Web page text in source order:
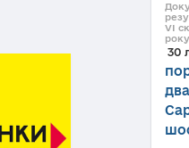
VI
року
30